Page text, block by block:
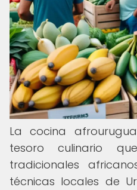
La cocina
tesoro culinario
tradicionales
técnicas locales de